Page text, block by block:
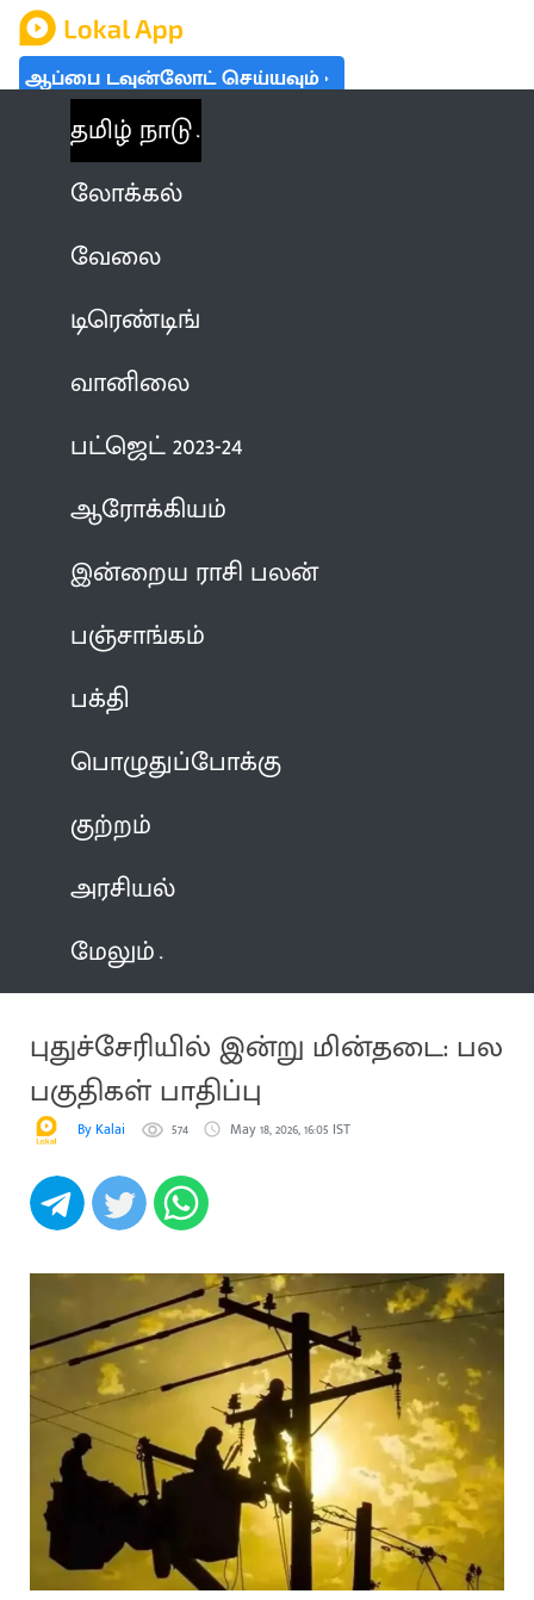
ஆப்பை டவுன்லோட் செய்யவும்
தமிழ் நாடு
லோக்கல்
வேலை
டிரெண்டிங்
வானிலை
பட்ஜெட் 2023-24
ஆரோக்கியம்
இன்றைய ராசி பலன்
பஞ்சாங்கம்
பக்தி
பொழுதுப்போக்கு
குற்றம்
அரசியல்
மேலும்
புதுச்சேரியில் இன்று மின்தடை: பல
பகுதிகள் பாதிப்பு
By Kalai 574 May 18, 2026, 16:05 IST